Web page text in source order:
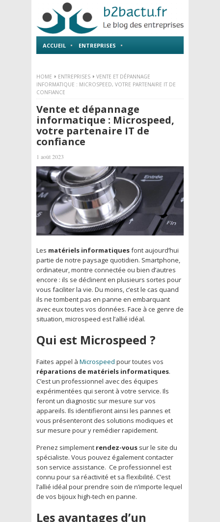
ACCUEIL ENTREPRISES
HOME ENTREPRISES
VENTE ET DÉPANNAGE
INFORMATIQUE : MICROSPEED, VOTRE PARTENAIRE IT DE
CONFIANCE
Vente et dépannage
informatique : Microspeed,
votre partenaire IT de
confiance
1 août 2023
Les matériels informatiquesfont aujourd’hui
partie de notre paysage quotidien. Smartphone,
ordinateur, montre connectée ou bien d’autres
encore : ils se déclinent en plusieurs sortes pour
vous faciliter la vie. Du moins, c’est le cas quand
ils ne tombent pas en panne en embarquant
avec eux toutes vos données. Face à ce genre de
situation, microspeed est l’allié idéal.
Qui est Microspeed ?
Faites appel à Microspeed pour toutes vos
réparations de matériels informatiques.
C’est un professionnel avec des équipes
expérimentées qui seront à votre service. Ils
feront un diagnostic sur mesure sur vos
appareils. Ils identifieront ainsi les pannes et
vous présenteront des solutions modiques et
sur mesure pour y remédier rapidement.
Prenez simplement rendez-vous sur le site du
spécialiste. Vous pouvez également contacter
son service assistance. Ce professionnel est
connu pour sa réactivité et sa flexibilité. C’est
l’allié idéal pour prendre soin de n’importe lequel
de vos bijoux high-tech en panne.
Les avantages d’un